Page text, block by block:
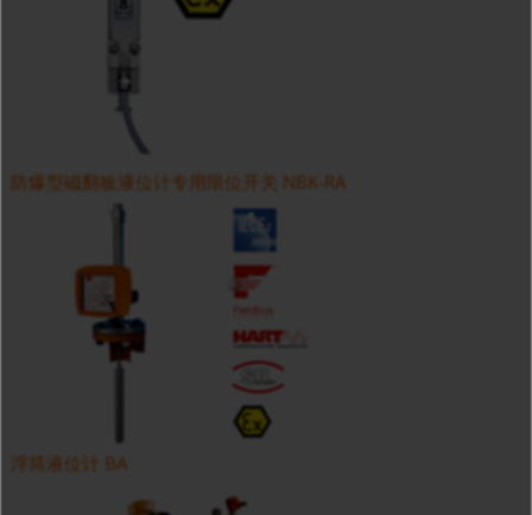
防爆型磁翻板液位计专用限位开关 NBK-RA
浮筒液位计 BA